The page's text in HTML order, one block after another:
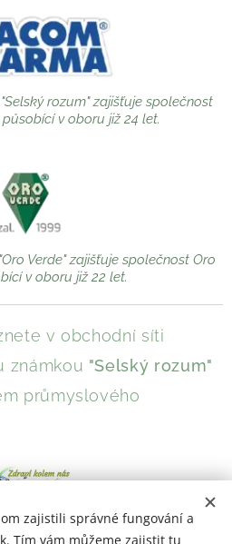
rozum" zajišťuje společnost
v oboru již 24 let.
Verde" zajišťuje společnost Oro
v oboru již 22 let.
v obchodní síti
známkou "Selský rozum"
průmyslového
zajistili správné fungování a
Tím vám můžeme zajistit tu